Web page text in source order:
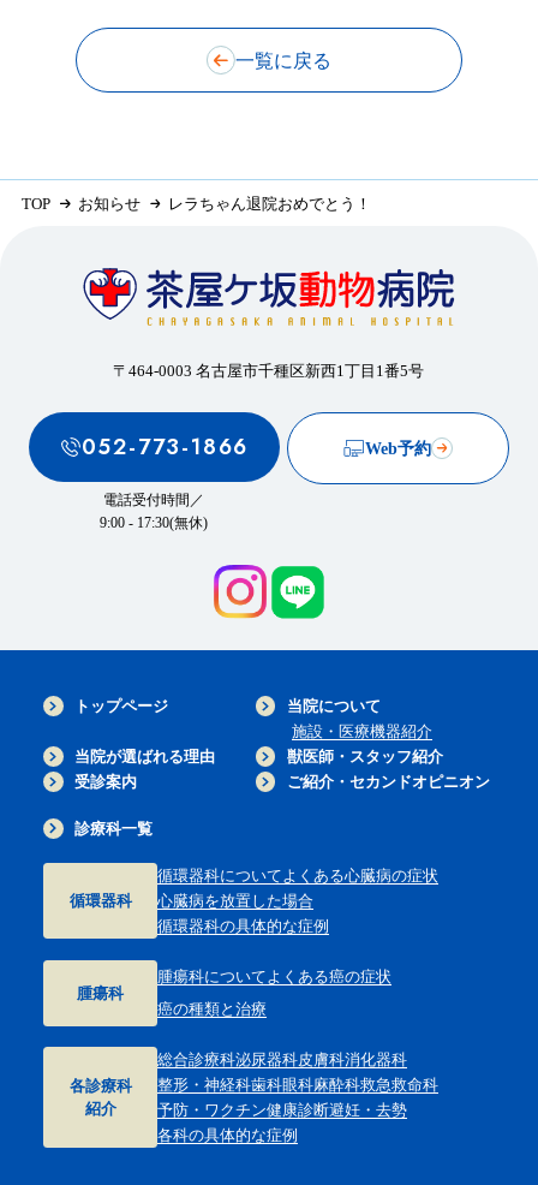
一覧に戻る
TOP お知らせ レラちゃん退院おめでとう！
〒464-0003 名古屋市千種区新西1丁目1番5号
052-773-1866
電話受付時間／
9:00 - 17:30(無休)
Web予約
トップページ
当院について
施設・医療機器紹介
当院が選ばれる理由
獣医師・スタッフ紹介
受診案内
ご紹介・セカンドオピニオン
診療科一覧
循環器科
循環器科について よくある心臓病の症状
心臓病を放置した場合
循環器科の具体的な症例
腫瘍科
腫瘍科について よくある癌の症状
癌の種類と治療
各診療科
紹介
総合診療科泌尿器科皮膚科消化器科
整形・神経科歯科眼科麻酔科救急救命科
予防・ワクチン健康診断避妊・去勢
各科の具体的な症例